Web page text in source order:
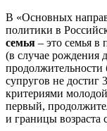
В «Основных
политики в
семья – это семья в
(в случае рождения
продолжительности
супругов не достиг
критериями
первый,
и границы возраста